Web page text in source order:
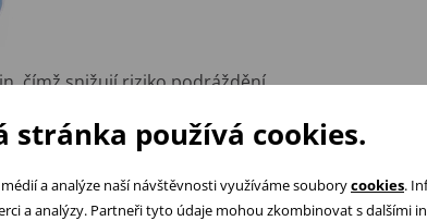
čímž snižují riziko podráždění
stránka používá cookies.
a analýze naší návštěvnosti využíváme souborycookies.
a analýzy. Partneři tyto údaje mohou zkombinovat s dalšími